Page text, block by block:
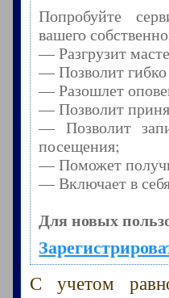
Попробуйте
вашего
— Разгрузит
— Позволит гибко
— Разошлет
— Позволит
— Позволит
посещения;
— Поможет
— Включает в
Для новых
С учетом